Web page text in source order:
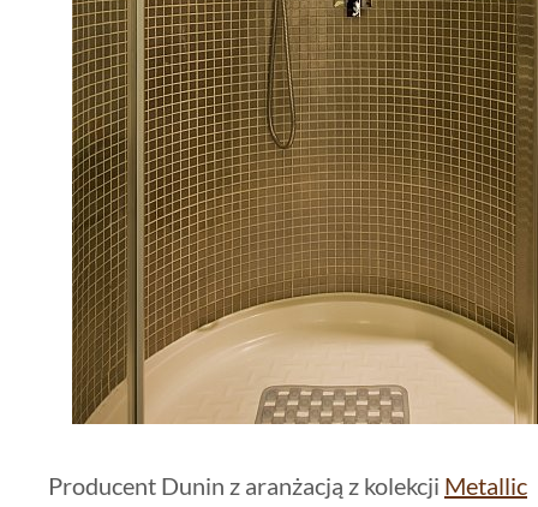
Producent Dunin z aranżacją z kolekcji Metallic